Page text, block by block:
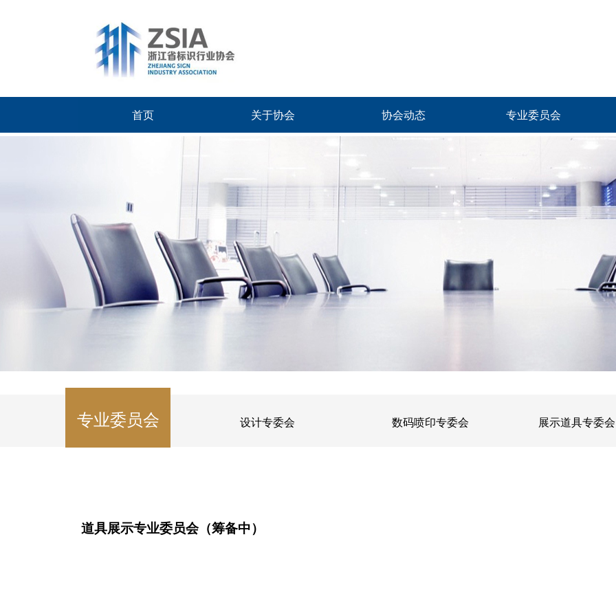
首页 关于协会 协会动态 专业委员会
设计专委会 数码喷印专委会 展示道具专委
专业委员会
道具展示专业委员会（筹备中）